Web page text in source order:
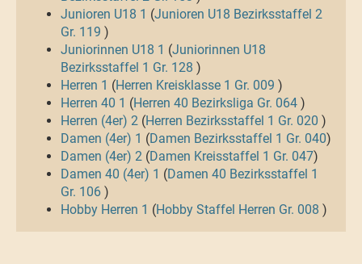
Junioren U18 1 (Junioren U18 Bezirksstaffel 2
Gr. 119 )
Juniorinnen U18 1 (Juniorinnen U18
Bezirksstaffel 1 Gr. 128 )
Herren 1 (Herren Kreisklasse 1 Gr. 009 )
Herren 40 1 (Herren 40 Bezirksliga Gr. 064 )
Herren (4er) 2 (Herren Bezirksstaffel 1 Gr. 020 )
Damen (4er) 1 (Damen Bezirksstaffel 1 Gr. 040)
Damen (4er) 2 (Damen Kreisstaffel 1 Gr. 047)
Damen 40 (4er) 1 (Damen 40 Bezirksstaffel 1
Gr. 106 )
Hobby Herren 1 (Hobby Staffel Herren Gr. 008 )